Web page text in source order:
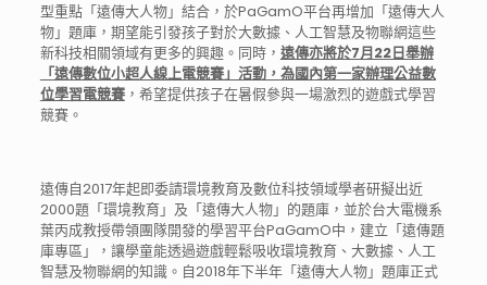
型重點「遠傳大人物」結合，於PaGamO平台再增加「遠傳大人
物」題庫，期望能引發孩子對於大數據、人工智慧及物聯網這些
新科技相關領域有更多的興趣。同時， 遠傳亦將於7月22日舉辦
「遠傳數位小超人線上電競賽」活動，為國內第一家辦理公益數
位學習電競賽，希望提供孩子在暑假參與一場激烈的遊戲式學習
競賽。
遠傳自2017年起即委請環境教育及數位科技領域學者研擬出近
2000題「環境教育」及「遠傳大人物」的題庫，並於台大電機系
葉丙成教授帶領團隊開發的學習平台PaGamO中，建立「遠傳題
庫專區」，讓學童能透過遊戲輕鬆吸收環境教育、大數據、人工
智慧及物聯網的知識。自2018年下半年「遠傳大人物」題庫正式